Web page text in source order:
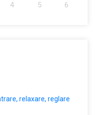
4 5 6
relaxare, reglare